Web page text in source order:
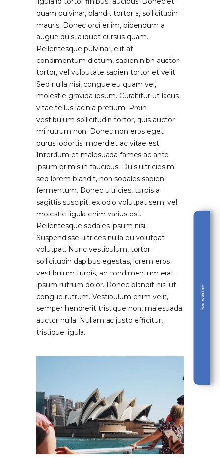
quam pulvinar, blandit tortor a, sollicitudin
mauris. Donec orci enim, bibendum a
augue quis, aliquet cursus quam.
Pellentesque pulvinar, elit at
condimentum dictum, sapien nibh auctor
tortor, vel vulputate sapien tortor et velit.
Sed nulla nisi, congue eu quam vel,
molestie gravida ipsum. Curabitur ut lacus
vitae tellus lacinia pretium. Proin
vestibulum sollicitudin tortor, quis auctor
mi rutrum non. Donec non eros eget
purus lobortis imperdiet ac vitae est.
Interdum et malesuada fames ac ante
ipsum primis in faucibus. Duis ultricies mi
sed lorem blandit, non sodales sapien
fermentum. Donec ultricies, turpis a
sagittis suscipit, ex odio volutpat sem, vel
molestie ligula enim varius est.
Pellentesque sodales ipsum nisi.
Suspendisse ultrices nulla eu volutpat
volutpat. Nunc vestibulum, tortor
sollicitudin dapibus egestas, lorem eros
vestibulum turpis, ac condimentum erat
ipsum rutrum dolor. Donec blandit nisi ut
congue rutrum. Vestibulum enim velit,
semper hendrerit tristique non, malesuada
auctor nulla. Nullam ac justo efficitur,
tristique ligula.
PLAN YOUR TRIP